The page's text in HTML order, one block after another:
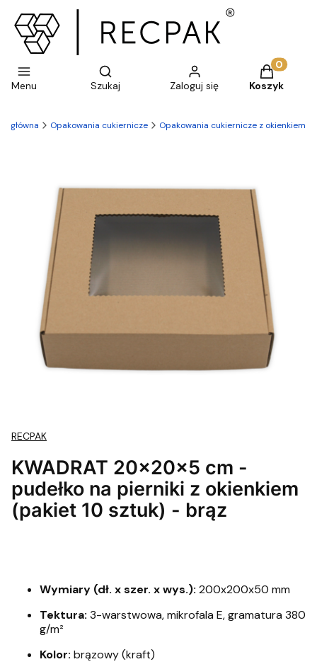
Menu
Otwórz wyszukiwarkę
Szukaj Zaloguj się
Produkty
Koszyk
główna Opakowania cukiernicze Opakowania cukiernicze z okienkiem
RECPAK
KWADRAT 20x20x5 cm -
pudełko na pierniki z okienkiem
(pakiet 10 sztuk) - brąz
Wymiary (dł. x szer. x wys.): 200x200x50 mm
Tektura: 3-warstwowa, mikrofala E, gramatura 380
g/m²
Kolor: brązowy (kraft)